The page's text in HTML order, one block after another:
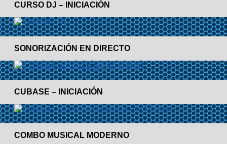
CURSO DJ – INICIACIÓN
SONORIZACIÓN EN DIRECTO
CUBASE – INICIACIÓN
COMBO MUSICAL MODERNO